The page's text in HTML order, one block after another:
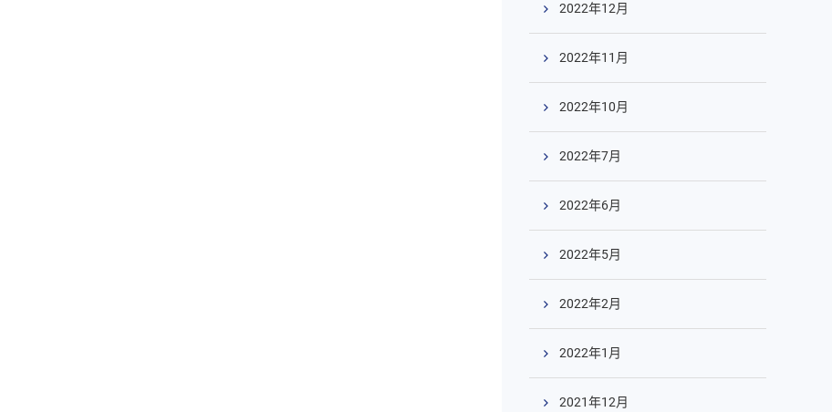
2022年12月
2022年11月
2022年10月
2022年7月
2022年6月
2022年5月
2022年2月
2022年1月
2021年12月